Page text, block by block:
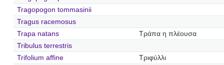
Tragopogon tommasinii
Tragus racemosus
Trapa natans
Τράπα η πλέουσα
Tribulus terrestris
Trifolium affine
Τριφύλλι